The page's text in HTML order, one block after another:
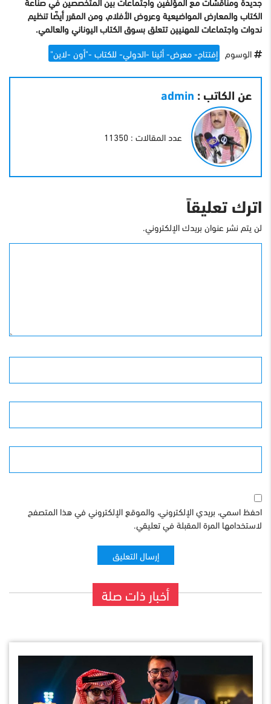
الكتاب والمعارض المواضيعية وعروض الأفلام، ومن المقرر أيضًا تنظيم
ندوات واجتماعات للمهنيين تتعلق بسوق الكتاب اليوناني والعالمي.
الوسوم إفتتاح- معرض- أثينا -الدولي- للكتاب -"أون -لاين"
عن الكاتب : admin
عدد المقالات : 11350
اترك تعليقاً
لن يتم نشر عنوان بريدك الإلكتروني.
احفظ اسمي، بريدي الإلكتروني، والموقع الإلكتروني في هذا المتصفح
لاستخدامها المرة المقبلة في تعليقي.
أخبار ذات صلة